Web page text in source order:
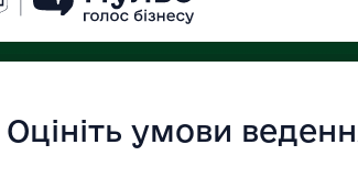
веб-портал Державної екологічної інспекції